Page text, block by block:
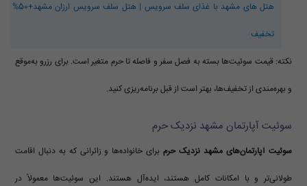
هتل های مشهد با غذای سلف سرویس | هتل سلف سرویس ارزان مشهد+50%
تخفیف
نکته: قیمت سوئیت‌ها بسته به فصل سفر و فاصله تا حرم متغیر است. برای رزرو به‌موقع
و بهره‌مندی از تخفیف‌ها، بهتر است از قبل برنامه‌ریزی کنید.
سوئیت آپارتمان مشهد نزدیک حرم
سوئیت آپارتمان‌های مشهد نزدیک حرم برای خانواده‌ها و زائرانی که به دنبال اقامت
طولانی‌تر و با امکانات کامل هستند، ایده‌آل هستند. این سوئیت‌ها معمولاً در